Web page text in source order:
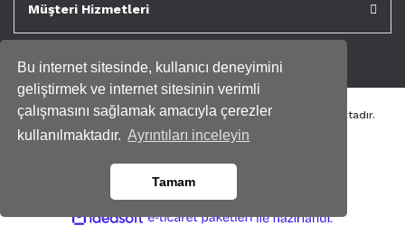
Bu internet sitesinde, kullanıcı deneyimini
geliştirmek ve internet sitesinin verimli
çalışmasını sağlamak amacıyla çerezler
kullanılmaktadır. Ayrıntıları inceleyin
Tamam
Müşteri Hizmetleri
Tüm kredi kartı bilgileriniz 256bit SSL Sertifikası ile korunmaktadır.
Genispencere.com Tüm Hakları Saklıdır.
ideasoft e- ile